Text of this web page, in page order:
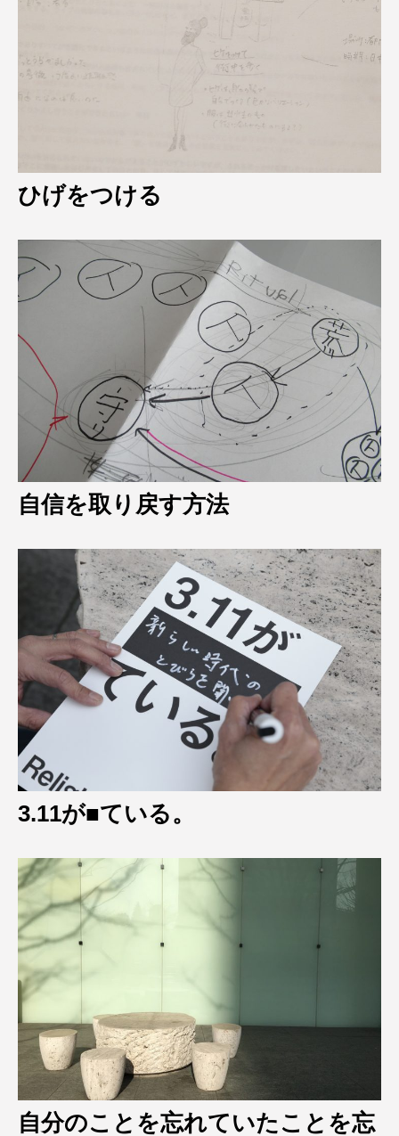
ひげをつける
自信を取り戻す方法
3.11が■ている。
自分のことを忘れていたことを忘